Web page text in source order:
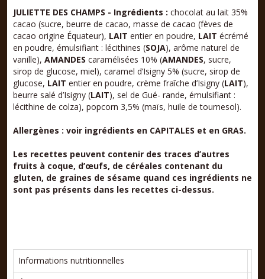
JULIETTE DES CHAMPS - Ingrédients : chocolat au lait 35%
cacao (sucre, beurre de cacao, masse de cacao (fèves de
cacao origine Équateur), LAIT entier en poudre, LAIT écrémé
en poudre, émulsifiant : lécithines (SOJA), arôme naturel de
vanille), AMANDES caramélisées 10% (AMANDES, sucre,
sirop de glucose, miel), caramel d’Isigny 5% (sucre, sirop de
glucose, LAIT entier en poudre, crème fraîche d’Isigny (LAIT),
beurre salé d’Isigny (LAIT), sel de Gué- rande, émulsifiant :
lécithine de colza), popcorn 3,5% (maïs, huile de tournesol).
Allergènes : voir ingrédients en CAPITALES et en GRAS.
Les recettes peuvent contenir des traces d’autres
fruits à coque, d’œufs, de céréales contenant du
gluten, de graines de sésame quand ces ingrédients ne
sont pas présents dans les recettes ci-dessus.
Informations nutritionnelles